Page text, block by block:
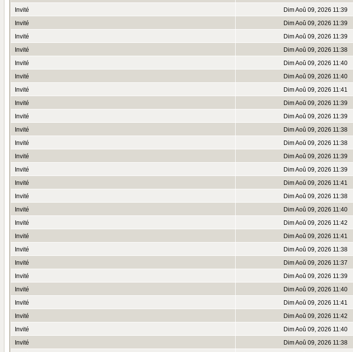
Invité
Dim Aoû 09, 2026 11:39
Invité
Dim Aoû 09, 2026 11:39
Invité
Dim Aoû 09, 2026 11:39
Invité
Dim Aoû 09, 2026 11:38
Invité
Dim Aoû 09, 2026 11:40
Invité
Dim Aoû 09, 2026 11:40
Invité
Dim Aoû 09, 2026 11:41
Invité
Dim Aoû 09, 2026 11:39
Invité
Dim Aoû 09, 2026 11:39
Invité
Dim Aoû 09, 2026 11:38
Invité
Dim Aoû 09, 2026 11:38
Invité
Dim Aoû 09, 2026 11:39
Invité
Dim Aoû 09, 2026 11:39
Invité
Dim Aoû 09, 2026 11:41
Invité
Dim Aoû 09, 2026 11:38
Invité
Dim Aoû 09, 2026 11:40
Invité
Dim Aoû 09, 2026 11:42
Invité
Dim Aoû 09, 2026 11:41
Invité
Dim Aoû 09, 2026 11:38
Invité
Dim Aoû 09, 2026 11:37
Invité
Dim Aoû 09, 2026 11:39
Invité
Dim Aoû 09, 2026 11:40
Invité
Dim Aoû 09, 2026 11:41
Invité
Dim Aoû 09, 2026 11:42
Invité
Dim Aoû 09, 2026 11:40
Invité
Dim Aoû 09, 2026 11:38